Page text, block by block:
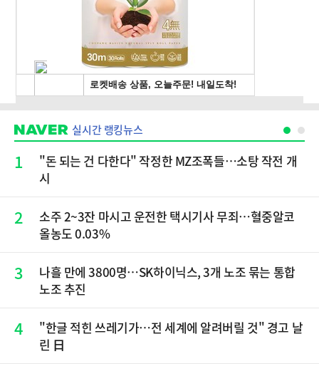
실시간 랭킹뉴스
1
"돈 되는 건 다한다" 작정한 MZ조폭들…소탕 작전 개
시
2
소주 2~3잔 마시고 운전한 택시기사 무죄…혈중알코
올농도 0.03%
3
나흘 만에 3800명…SK하이닉스, 3개 노조 묶는 통합
노조 추진
4
"한글 적힌 쓰레기가…전 세계에 알려버릴 것" 경고 날
린 日